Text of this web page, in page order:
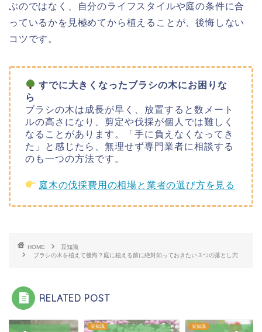
ぶのではなく、自分のライフスタイルや庭の条件に合
っているかを見極めてから植えることが、後悔しない
コツです。
すでに大きくなったブラシの木にお困りな
ら
ブラシの木は成長が早く、放置すると数メート
ルの高さになり、剪定や伐採が個人では難しく
なることがあります。「手に負えなくなってき
た」と感じたら、無理せず専門業者に相談する
のも一つの方法です。
庭木の伐採費用の相場と業者の選び方を見る
HOME
豆知識
ブラシの木を植えて後悔？庭に植える前に絶対知っておきたい３つの落とし穴
RELATED POST
豆知識 豆知識